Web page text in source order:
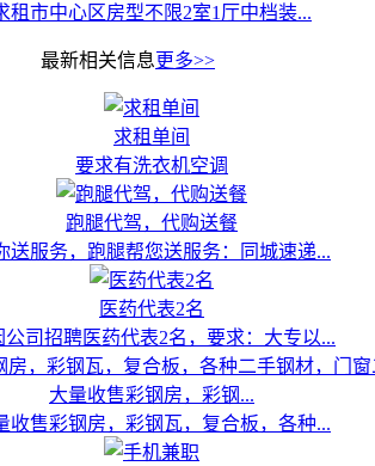
租市中心区房型不限2室1厅中档装...
最新相关信息更多>>
求租单间
要求有洗衣机空调
跑腿代驾，代购送餐
送服务，跑腿帮您送服务：同城速递...
医药代表2名
公司招聘医药代表2名，要求：大专以...
大量收售彩钢房，彩钢...
收售彩钢房，彩钢瓦，复合板，各种...